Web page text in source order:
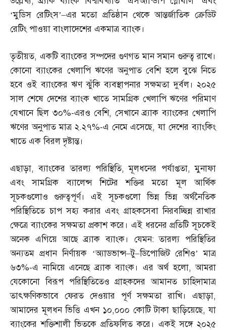
‘মুডিস রেটিংস’–এর মতো প্রতিষ্ঠান থেকে আন্তর্জাতিক ক্রেডিট
রেটিং পাওয়া বাংলাদেশের একমাত্র ব্যাংক।
তৃতীয়ত, একটি ব্যাংকের সম্পদের গুণগত মান সমান গুরুত্ব রাখে।
কোনো ব্যাংকের খেলাপি ঋণের অনুপাত বেশি হলে বুঝে নিতে
হবে ওই ব্যাংকের ঋণ ঝুঁকি ব্যবস্থাপনার সক্ষমতা দুর্বল। ২০২৫
সাল শেষে দেশের ব্যাংক খাতে সামগ্রিক খেলাপি ঋণের পরিমাণ
যেখানে ছিল ৩০%-এরও বেশি, সেখানে ব্র্যাক ব্যাংকের খেলাপি
ঋণের অনুপাত মাত্র ২.২৭%-এ নেমে এসেছে,যা দেশের ব্যাংকিং
খাতে এক বিরল দৃষ্টান্ত।
এছাড়া,ব্যাংকের তারল্য পরিস্থিতি,মূলধনের পর্যাপ্ততা,মুনাফা
এবং সামগ্রিক ব্যালেন্স শিটের শক্তির মতো মূল আর্থিক
সূচকগুলোও গুরুত্বপূর্ণ। এই সূচকগুলো ভিন্ন ভিন্ন অর্থনৈতিক
পরিস্থিতিতে চাপ সহ্য করার এবং গ্রাহকসেবা নিরবচ্ছিন্ন রাখার
ক্ষেত্রে ব্যাংকের সক্ষমতা প্রকাশ করে। এই ধরনের প্রতিটি সূচকেই
অনেক এগিয়ে আছে ব্র্যাক ব্যাংক। যেমন:তারল্য পরিস্থিতির
অন্যতম প্রধান নির্ণায়ক ‘অ্যাডভান্স–টু–ডিপোজিট রেশিও’ মাত্র
৬৩%-এ নামিয়ে এনেছে ব্র্যাক ব্যাংক। এর অর্থ হলো,আমরা
যেকোনো বিরূপ পরিস্থিতিতেও গ্রাহকদের আমানত চাহিদামাত্র
তাৎক্ষণিকভাবে ফেরত দেওয়ার পূর্ণ সক্ষমতা রাখি। এছাড়া,
আমাদের মূলধন ভিত্তি এখন ১০,০০০ কোটি টাকা ছাড়িয়েছে,যা
ব্যাংকের শক্তিশালী ভিতকে প্রতিফলিত করে। একই সঙ্গে ২০২৫